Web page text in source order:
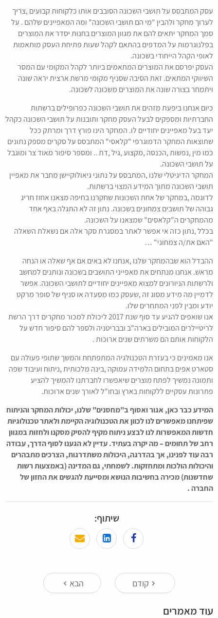
עסק המתבסס על תושבי השכונה הסובבים אותו כלקוחות קבועים ,צריך
לערוך מחקר ולהבין "מי הם תושבי השכונה" ומה המאפיינים שלהם . על
סמך המחקר יתאים להם את מגוון המוצרים בחנות יסדר את המוצרים
בפלנוגרמות על המדפים בהתאם לקהל שעות פתיחת העסק מותאמות
לאופי הקהל הייחודי בשכונה.
העסק יפרסם את המוצרים המתאמים ביותר לקהל המקומי עם המסר
השיווקי המתאים. זאת הסיבה שסניף מקומי מרשת ארצית יראה שונה
ויתמחר בצורה שונה את המוצרים משכונה לשכונה.
כיום אנחנו ביפעת מזהים את תושבי השכונה כפרופילים ברשתות
החברתיות ומספקים לבעל העסק מחקר ותובנות על תושבי השכונה כקהל
יעד בעל מאפיינים יחודיים לו. המחקר הינו פורץ דרך ומרתק ככל
שתוצאות המחקר הדמוגרפי "קלאסי" המתבסס על סקרים מספק נתונים
כמו מין ,נפשות ,הכנסה ,מקצוע ,גיל ,דת .. ומספר סיפור מאוד צר ומוגבל
על תושבי השכונה.
המחקר הדיגיטלי שלנו ,המתבסס על נתוני גיאולוקיישן מחבר את מאפיין
תושבי השכונה מתוך המידע המצוי ברשתות.
לדוגמה ,במחקר של אחת השכונות שחקרנו בחיפה מצאנו אחוז חריג
גבוהה של תושבים צמחונים בשכונה. נתון זה לא התגלה באף אחד
מהמחקרים ה"קלאסים" שמצאנו על השכונה.
בכלל ,נתון כזה אי אפשר לאתר במסגרת סקר אלה אם נשאלת השאלה
"האם את/ה צמחוני" …
ההבדל הוא שבהמחקר שלנו ,אנחנו לא באים אם אף שאלה או הנחה
מראש. אנחנו מנתחים את מאפייני התושבים בשכונה ונותנים למחשב
ולרשתות הניורונים למצוא מאפיינים יחודיים לתושבי השכונה. אפשר
לדמיין מה מידע מסוג זה ,שעסק כמו מסעדה או סניף של סופר מרקט
יודע ומבין לפני המתחרים שלו.
אנו שואפים להגיע עד סוף שנת 2017 ליכולת למכור מחקרים דרך הרשת
לריטיילרים המובילים בארה"ב ובבריטניה ולספר להם סיפור חדש על
הלקוחות אותם הם משרתים שנים ארוכות .
אנו מאמינים כי בעזרת הטכנולגיה המתפתחת והמשך שתופי פעולה עם
סטארט אפים בתחום הלמידה עמוקה ,בינה מלכותית ,ניתוח ועיבוד שפה
ותמונה נמשיך לפתח מוצרים שיאפשרו לחברתנו להמשיך להציע
פתרונות עסקיים ללקוחות בארץ ובחו"ל לאורך שנים ארוכות.
המידע כבר כאן, אגור ואסוף ב"מחסנים" שלנו, יכולות המחקר והניתוח
שפיתחנו מאפשרים לנו לכוון את הטכנולוגיה הקיימת ולאתר טכנולוגיות
חדשות המאפשרות לנו לבצע ניתוח מקיף להסיק מסקנו ולחזות במגוון
רחב של תחומים – מה יקרה בעתיד. עדיין לא הגענו לסוף הדרך, עבודה
רבה עוד לפנינו, אך בהדרגה, היכולות משתדרגות, הצרכים מתבהרים
והיכולות הולכות ומתחזקות. לשמחתי, גם המדינה (באמצעות רשות
שחדשנות) מכירה בחשיבות הנושא ומסייעת להגשים את החזון של
החברה .
שיתוף:
keyboard_arrow_right קודם הבא keyboard_arrow_left
עוד מאמרים